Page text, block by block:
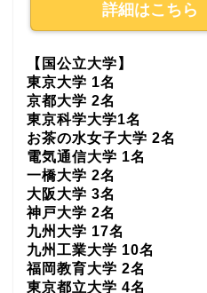
詳細はこちら
【国公立大学】
東京大学 1名
京都大学 2名
東京科学大学1名
お茶の水女子大学 2名
電気通信大学 1名
一橋大学 2名
大阪大学 3名
神戸大学 2名
九州大学 17名
九州工業大学 10名
福岡教育大学 2名
東京都立大学 4名